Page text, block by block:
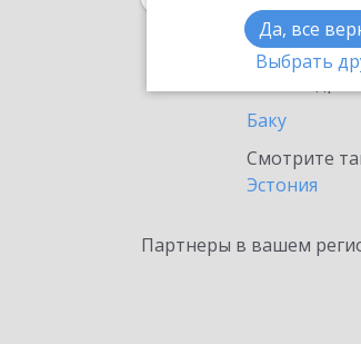
Да, все
Выбрать
Баку
Смотрите
Эстония
Партнеры в вашем